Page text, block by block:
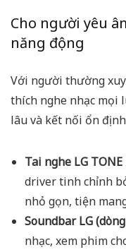
Cho người yêu
năng động
Với người thường
thích nghe nhạc mọi
lâu và kết nối ổn
Tai nghe LG TONE
driver tinh chỉnh
nhỏ gọn, tiện
Soundbar LG
nhạc, xem phim